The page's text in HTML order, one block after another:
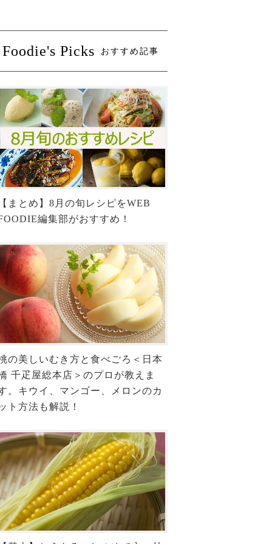
Foodie's Picks おすすめ記事
まとめ】8月の旬レシピをWEB
編集部がおすすめ！
の美しいむき方と食べごろ＜日本
千疋屋総本店＞のプロが教えま
。キウイ、マンゴー、メロンのカ
ト方法も解説！